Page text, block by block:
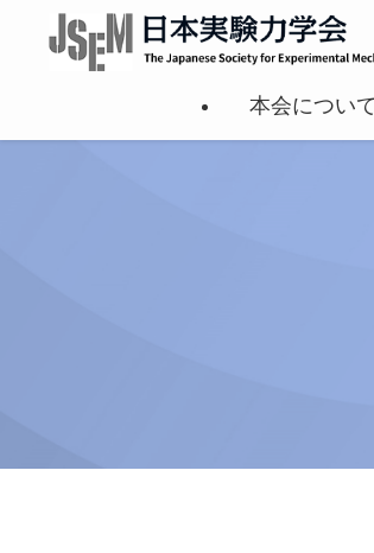
本会について